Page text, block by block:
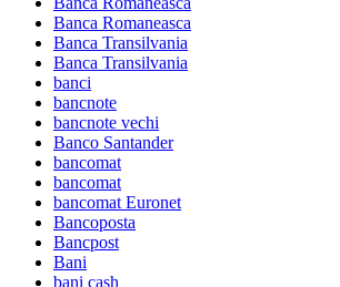
Banca Romaneasca
Banca Transilvania
Banca Transilvania
banci
bancnote
bancnote vechi
Banco Santander
bancomat
bancomat
bancomat Euronet
Bancoposta
Bancpost
Bani
bani cash